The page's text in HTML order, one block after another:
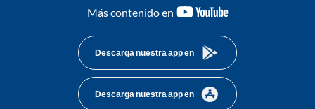
Más contenido en
youtube-
Descarga nuestra app en
Descarga nuestra app en